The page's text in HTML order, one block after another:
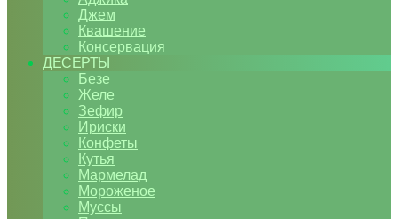
Джем
Квашение
Консервация
ДЕСЕРТЫ
Безе
Желе
Зефир
Ириски
Конфеты
Кутья
Мармелад
Мороженое
Муссы